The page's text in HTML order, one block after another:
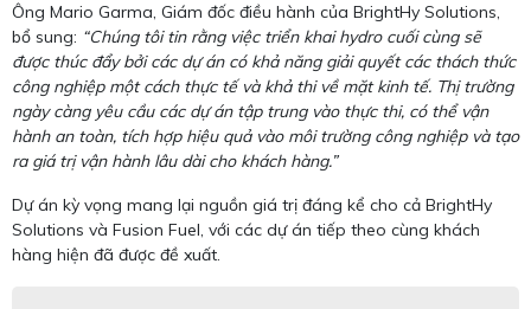
Ông Mario Garma, Giám đốc điều hành của BrightHy Solutions,
bổ sung: “Chúng tôi tin rằng việc triển khai hydro cuối cùng sẽ
được thúc đẩy bởi các dự án có khả năng giải quyết các thách thức
công nghiệp một cách thực tế và khả thi về mặt kinh tế. Thị trường
ngày càng yêu cầu các dự án tập trung vào thực thi, có thể vận
hành an toàn, tích hợp hiệu quả vào môi trường công nghiệp và tạo
ra giá trị vận hành lâu dài cho khách hàng.”
Dự án kỳ vọng mang lại nguồn giá trị đáng kể cho cả BrightHy
Solutions và Fusion Fuel, với các dự án tiếp theo cùng khách
hàng hiện đã được đề xuất.